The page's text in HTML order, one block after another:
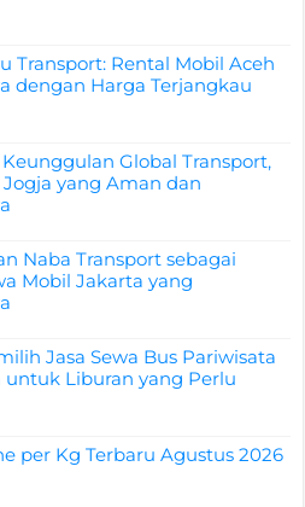
Transport: Rental Mobil Aceh
dengan Harga Terjangkau
Global Transport,
Jogja yang Aman dan
Naba Transport sebagai
Mobil Jakarta yang
Jasa Sewa Bus Pariwisata
untuk Liburan yang Perlu
per Kg Terbaru Agustus 2026